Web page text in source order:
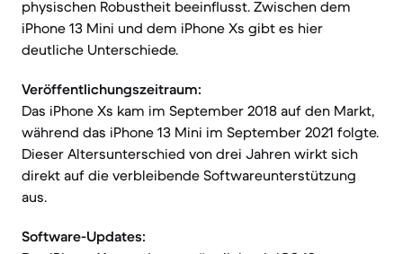
physischen Robustheit beeinflusst. Zwischen dem
iPhone 13 Mini und dem iPhone Xs gibt es hier
deutliche Unterschiede.
Veröffentlichungszeitraum:
Das iPhone Xs kam im September 2018 auf den Markt,
während das iPhone 13 Mini im September 2021 folgte.
Dieser Altersunterschied von drei Jahren wirkt sich
direkt auf die verbleibende Softwareunterstützung
aus.
Software-Updates: